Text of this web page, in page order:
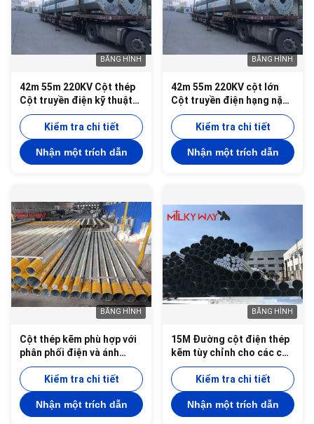
BĂNG HÌNH
42m 55m 220KV Cột thép
Cột truyền điện kỹ thuật
cung cấp hỗ trợ tối ưu cho
các dây dẫn điện và chất
cách điện trong phân phối
điện
Kiểm tra chi tiết
Nhận một trích dẫn
BĂNG HÌNH
42m 55m 220KV cột lớn
Cột truyền điện hạng nặng
Cung cấp sự ổn định và an
toàn vượt trội cho các dự
án cơ sở hạ tầng truyền
điện
Kiểm tra chi tiết
Nhận một trích dẫn
BĂNG HÌNH
Cột thép kẽm phù hợp với
phân phối điện và ánh
sáng ngoài trời với nhiều
tùy chọn hình dạng và vật
liệu thép
Kiểm tra chi tiết
Nhận một trích dẫn
BĂNG HÌNH
15M Đường cột điện thép
kẽm tùy chỉnh cho các cột
truyền tải điện với và độ
dày tùy chỉnh
Kiểm tra chi tiết
Nhận một trích dẫn